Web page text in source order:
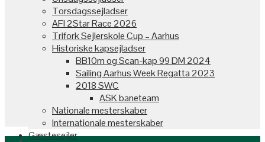
Torsdagssejladser
AFI 2Star Race 2026
Trifork Sejlerskole Cup – Aarhus
Historiske kapsejladser
BB10m og Scan-kap 99 DM 2024
Sailing Aarhus Week Regatta 2023
2018 SWC
ASK baneteam
Nationale mesterskaber
Internationale mesterskaber
Gæstesejler